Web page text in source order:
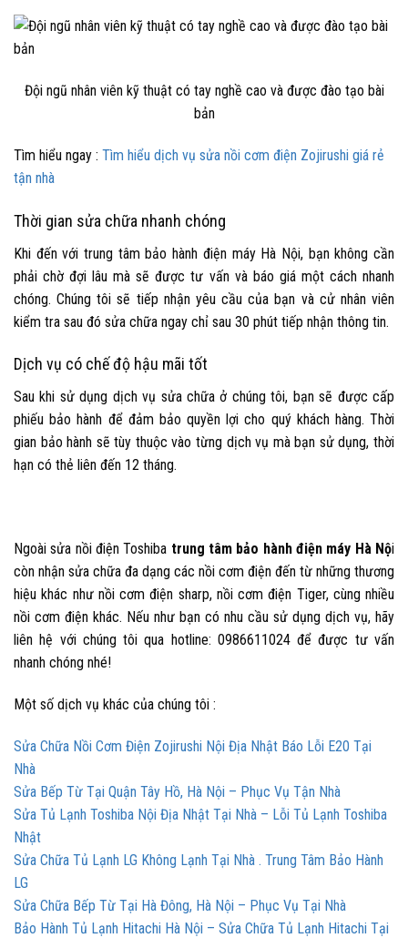
Đội ngũ nhân viên kỹ thuật có tay nghề cao và được đào tạo bài
bản
Tìm hiểu ngay : Tìm hiểu dịch vụ sửa nồi cơm điện Zojirushi giá rẻ
tận nhà
Thời gian sửa chữa nhanh chóng
Khi đến với trung tâm bảo hành điện máy Hà Nội, bạn không cần
phải chờ đợi lâu mà sẽ được tư vấn và báo giá một cách nhanh
chóng. Chúng tôi sẽ tiếp nhận yêu cầu của bạn và cử nhân viên
kiểm tra sau đó sửa chữa ngay chỉ sau 30 phút tiếp nhận thông tin.
Dịch vụ có chế độ hậu mãi tốt
Sau khi sử dụng dịch vụ sửa chữa ở chúng tôi, bạn sẽ được cấp
phiếu bảo hành để đảm bảo quyền lợi cho quý khách hàng. Thời
gian bảo hành sẽ tùy thuộc vào từng dịch vụ mà bạn sử dụng, thời
hạn có thẻ liên đến 12 tháng.
Ngoàisửa nồi điện Toshiba trung tâm bảo hành điện máy Hà Nội
còn nhận sửa chữa đa dạng các nồi cơm điện đến từ những thương
hiệu khác như nồi cơm điện sharp, nồi cơm điện Tiger, cùng nhiều
nồi cơm điện khác. Nếu như bạn có nhu cầu sử dụng dịch vụ, hãy
liên hệ với chúng tôi qua hotline: 0986611024 để được tư vấn
nhanh chóng nhé!
Một số dịch vụ khác của chúng tôi :
Sửa Chữa Nồi Cơm Điện Zojirushi Nội Địa Nhật Báo Lỗi E20 Tại
Nhà
Sửa Bếp Từ Tại Quận Tây Hồ, Hà Nội – Phục Vụ Tận Nhà
Sửa Tủ Lạnh Toshiba Nội Địa Nhật Tại Nhà – Lỗi Tủ Lạnh Toshiba
Nhật
Sửa Chữa Tủ Lạnh LG Không Lạnh Tại Nhà . Trung Tâm Bảo Hành
LG
Sửa Chữa Bếp Từ Tại Hà Đông, Hà Nội – Phục Vụ Tại Nhà
Bảo Hành Tủ Lạnh Hitachi Hà Nội – Sửa Chữa Tủ Lạnh Hitachi Tại